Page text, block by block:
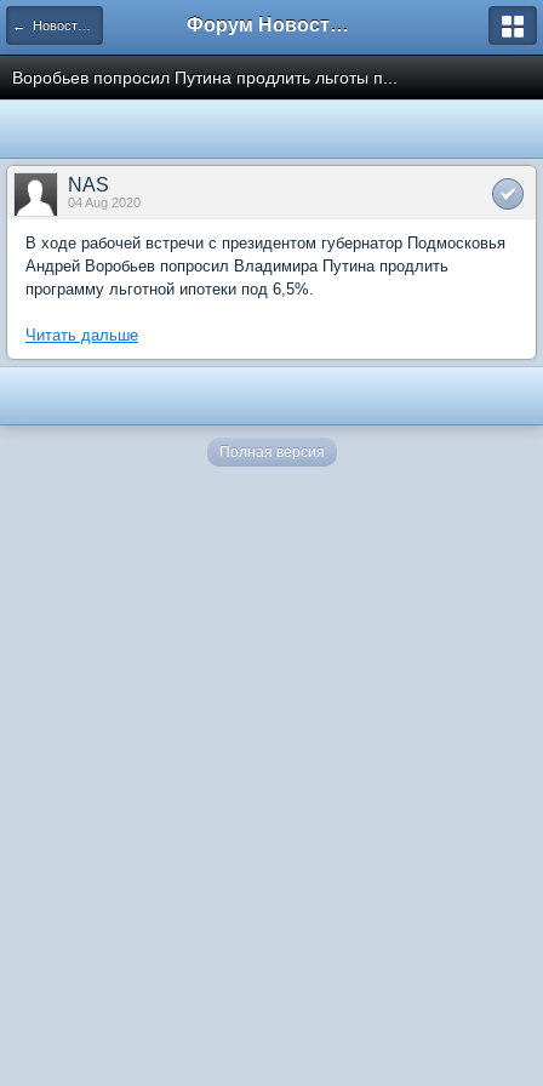
← Новости рынка недвижимости Форум Новостройки
Воробьев попросил Путина продлить льготы п...
NAS
04 Aug 2020
В ходе рабочей встречи с президентом губернатор Подмосковья
Андрей Воробьев попросил Владимира Путина продлить
программу льготной ипотеки под 6,5%.
Читать дальше
Полная версия